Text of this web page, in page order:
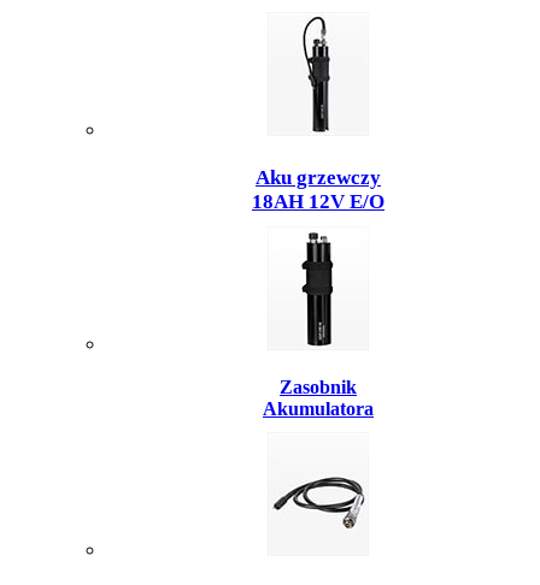
Aku grzewczy
18AH 12V E/O
Zasobnik
Akumulatora